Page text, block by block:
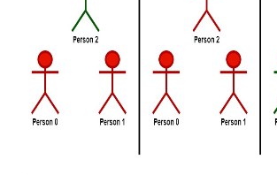
to-finish-tasks
1720.decode-xored-array
1745.palindrome-partitioning-